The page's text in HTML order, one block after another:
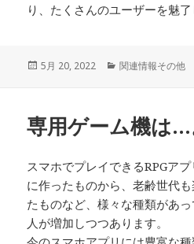
り、たくさんのユーザーを魅了
投
5月 20, 2022
カ
ー
関連情報その他
専用ゲーム機は…
スマホでプレイできるRPGア
に作ったものから、老齢世代
たものなど、様々な種類があ
人が増加しつつあります。